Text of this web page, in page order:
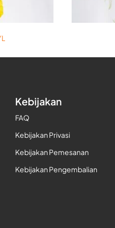
Kebijakan
FAQ
Kebijakan Privasi
Kebijakan Pemesanan
Kebijakan Pengembalian